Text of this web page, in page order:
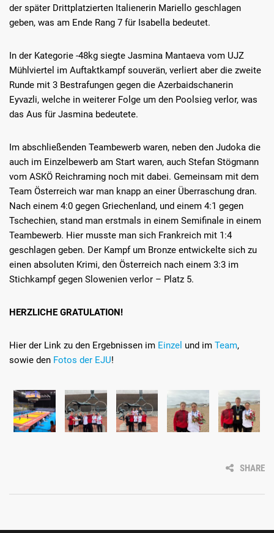
der später Drittplatzierten Italienerin Mariello geschlagen
geben, was am Ende Rang 7 für Isabella bedeutet.
In der Kategorie -48kg siegte Jasmina Mantaeva vom UJZ
Mühlviertel im Auftaktkampf souverän, verliert aber die zweite
Runde mit 3 Bestrafungen gegen die Azerbaidschanerin
Eyvazli, welche in weiterer Folge um den Poolsieg verlor, was
das Aus für Jasmina bedeutete.
Im abschließenden Teambewerb waren, neben den Judoka die
auch im Einzelbewerb am Start waren, auch Stefan Stögmann
vom ASKÖ Reichraming noch mit dabei. Gemeinsam mit dem
Team Österreich war man knapp an einer Überraschung dran.
Nach einem 4:0 gegen Griechenland, und einem 4:1 gegen
Tschechien, stand man erstmals in einem Semifinale in einem
Teambewerb. Hier musste man sich Frankreich mit 1:4
geschlagen geben. Der Kampf um Bronze entwickelte sich zu
einen absoluten Krimi, den Österreich nach einem 3:3 im
Stichkampf gegen Slowenien verlor – Platz 5.
HERZLICHE GRATULATION!
Hier der Link zu den Ergebnissen im Einzel und im Team,
sowie den Fotos der EJU!
SHARE